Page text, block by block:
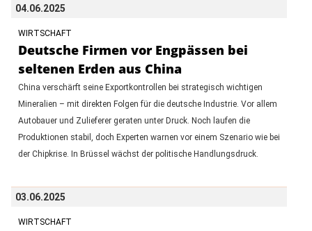
04.06.2025
WIRTSCHAFT
Deutsche Firmen vor Engpässen bei
seltenen Erden aus China
China verschärft seine Exportkontrollen bei strategisch wichtigen
Mineralien – mit direkten Folgen für die deutsche Industrie. Vor allem
Autobauer und Zulieferer geraten unter Druck. Noch laufen die
Produktionen stabil, doch Experten warnen vor einem Szenario wie bei
der Chipkrise. In Brüssel wächst der politische Handlungsdruck.
03.06.2025
WIRTSCHAFT